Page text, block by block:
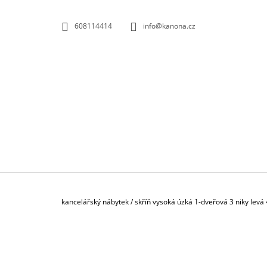
608114414 info@kanona.cz
Domů
kancelářský nábytek/skříň vysoká úzká 1-dveřová 3 niky levá